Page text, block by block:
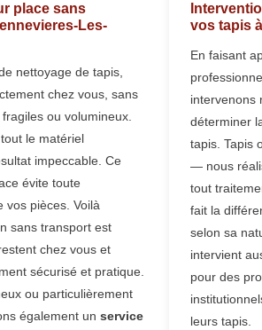
place sans
Les-
nettoyage de tapis,
chez vous, sans
ou volumineux.
le matériel
impeccable. Ce
évite toute
vos pièces. Voilà
sans transport est
chez vous et
sécurisé et pratique.
ou particulièrement
également un service
vos tapis
En faisant
intervenons
déterminer
tapis. Tapis
— nous
tout
fait la
selon sa
intervient
pour des
leurs tapis.